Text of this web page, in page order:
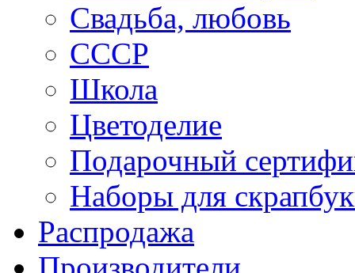
Свадьба, любовь
СССР
Школа
Цветоделие
Подарочный
Наборы для
Распродажа